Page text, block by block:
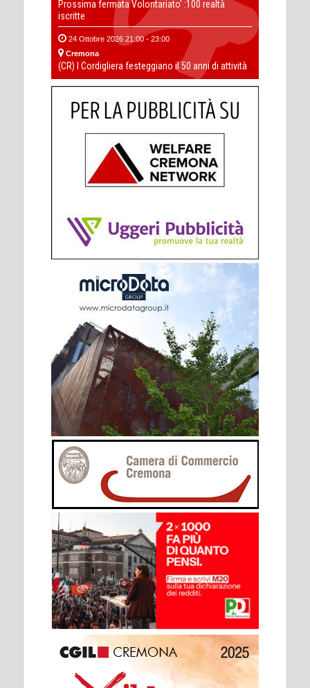
Prossima fermata Volontariato' :100 realtà
iscritte
24 Ottobre 2026 21:00 - 23:00
Cremona
(CR) I Cordigliera festeggiano il 50 anni di attività